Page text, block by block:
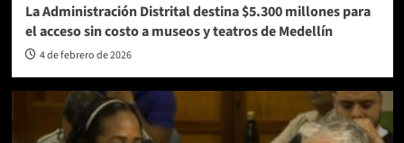
La Administración Distrital destina $5.300 millones para
el acceso sin costo a museos y teatros de Medellín
4 de febrero de 2026